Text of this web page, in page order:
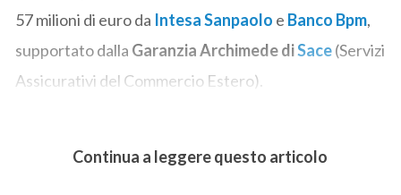
57 milioni di euro da Intesa Sanpaolo e Banco Bpm,
supportato dalla Garanzia Archimede diSace(Servizi
Assicurativi del Commercio Estero).
Continua a leggere questo articolo